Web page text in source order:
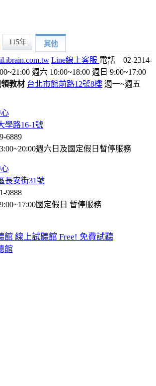
115年 其他
Line線上客服 電話 02-2314-
週六 10:00~18:00 週日 9:00~17:00
教材 台北市館前路12號8樓 週一~週五
學路16-1號
6889
週六日及國定假日暫停服務
長安街31號
9888
國定假日 暫停服務
線上試聽館 Free! 免費試聽